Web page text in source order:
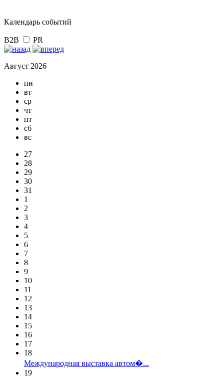
Календарь событий
B2B PR
Август 2026
пн
вт
ср
чт
пт
сб
вс
27
28
29
30
31
1
2
3
4
5
6
7
8
9
10
11
12
13
14
15
16
17
18
Международная выставка автом�...
19